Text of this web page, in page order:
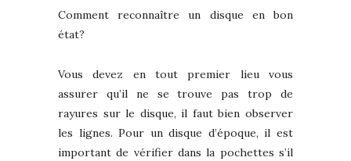
Comment reconnaître un disque en bon
état?
Vous devez en tout premier lieu vous
assurer qu’il ne se trouve pas trop de
rayures sur le disque, il faut bien observer
les lignes. Pour un disque d’époque, il est
important de vérifier dans la pochettes s’il